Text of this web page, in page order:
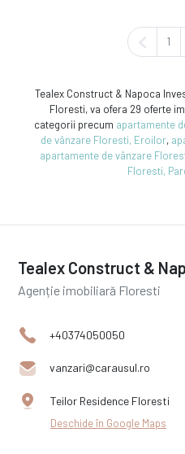
Pagina
1
Tealex Construct & Napoca
Floresti, va ofera 29 oferte
categorii precum apartamente
de vânzare Floresti, Eroilor,
apartamente de vânzare
Floresti,
Tealex Construct &
Agenție imobiliară Floresti
+40374050050
vanzari@carausul.ro
Teilor Residence Floresti
Deschide în Google Maps